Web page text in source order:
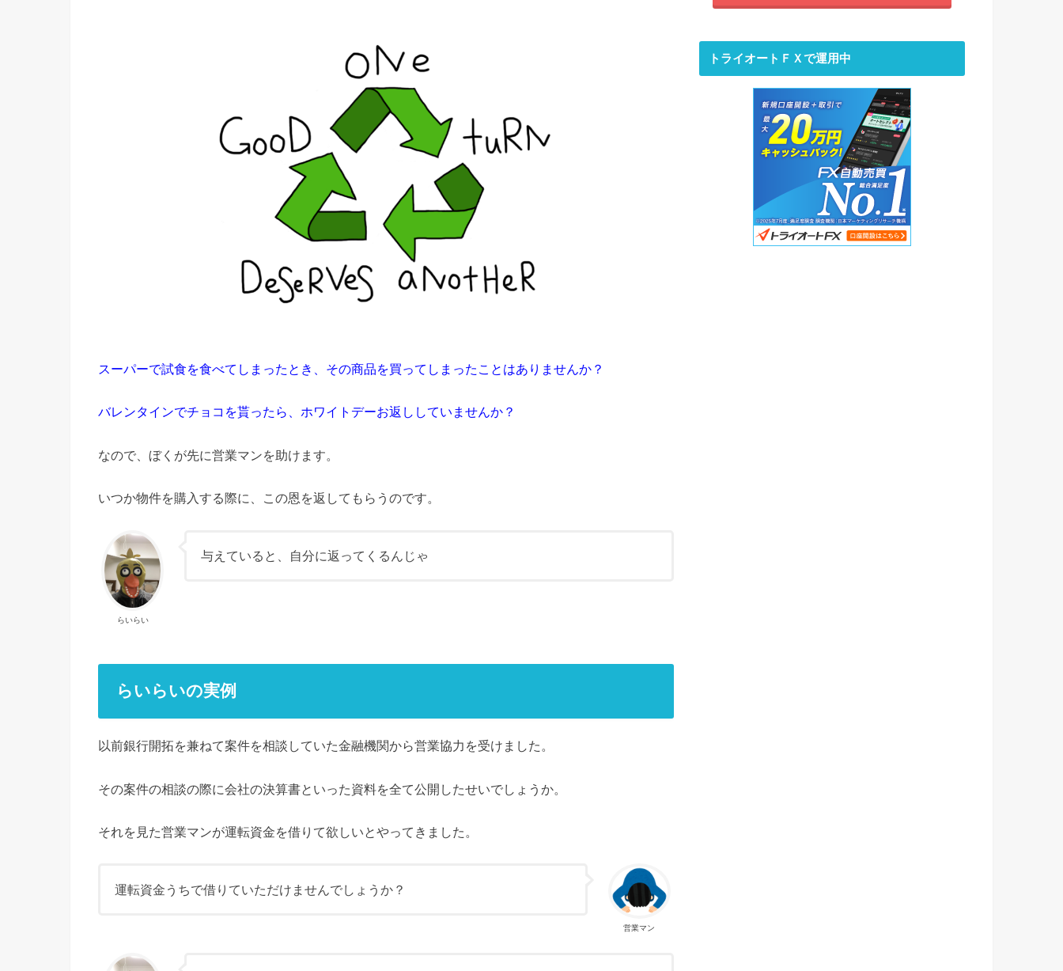
スーパーで試食を食べてしまったとき、その商品を買ってしまったことはありませんか？
バレンタインでチョコを貰ったら、ホワイトデーお返ししていませんか？
なので、ぼくが先に営業マンを助けます。
いつか物件を購入する際に、この恩を返してもらうのです。
らいらい
与えていると、自分に返ってくるんじゃ
らいらいの実例
以前銀行開拓を兼ねて案件を相談していた金融機関から営業協力を受けました。
その案件の相談の際に会社の決算書といった資料を全て公開したせいでしょうか。
それを見た営業マンが運転資金を借りて欲しいとやってきました。
営業マン
運転資金うちで借りていただけませんでしょうか？
トライオートＦＸで運用中